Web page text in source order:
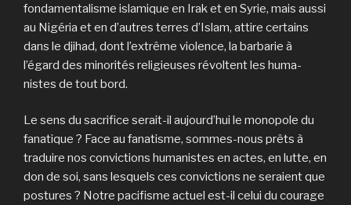
fondamentalisme islami­que en Irak et en Syrie, mais aussi
au Nigéria et en d’autres terres d’Islam, attire certains
dans le djihad, dont l’extrême violence, la barbarie à
l’égard des minorités religieuses révoltent les hu­ma­
nistes de tout bord.
Le sens du sacrifice serait-il aujour­d’hui le monopole du
fanati­que ? Fa­ce au fanatisme, sommes-nous prêts à
traduire nos convictions huma­nis­tes en actes, en lutte, en
don de soi, sans lesquels ces convic­tions ne seraient que
postures ? Notre pacifis­me actuel est-il ce­lui du courage